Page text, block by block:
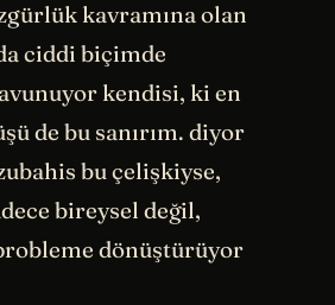
kavramına olan
ciddi biçimde
kendisi, ki en
de bu sanırım. diyor
bu çelişkiyse,
bireysel değil,
dönüştürüyor